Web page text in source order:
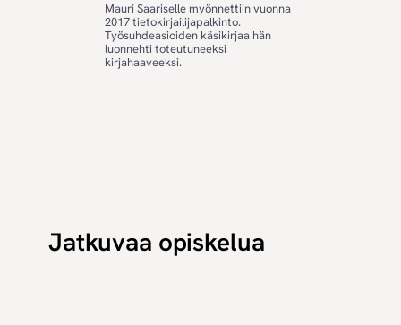
Mauri Saariselle myönnettiin vuonna
2017 tietokirjailijapalkinto.
Työsuhdeasioiden käsikirjaa hän
luonnehti toteutuneeksi
kirjahaaveeksi.
Jatkuvaa opiskelua